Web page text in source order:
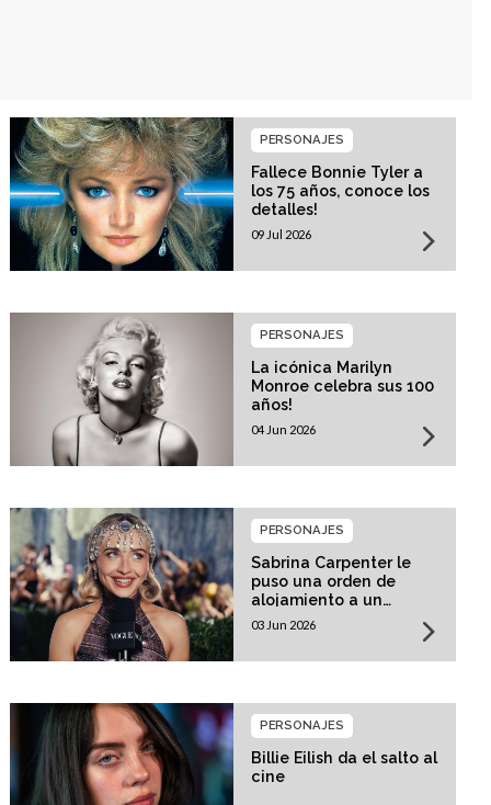
Fallece Bonnie Tyler a
los 75 años, conoce los
detalles!
PERSONAJES
09 Jul 2026
La icónica Marilyn
Monroe celebra sus 100
años!
PERSONAJES
04 Jun 2026
Sabrina Carpenter le
puso una orden de
alojamiento a un
acosador!
PERSONAJES
03 Jun 2026
Billie Eilish da el salto al
cine
PERSONAJES